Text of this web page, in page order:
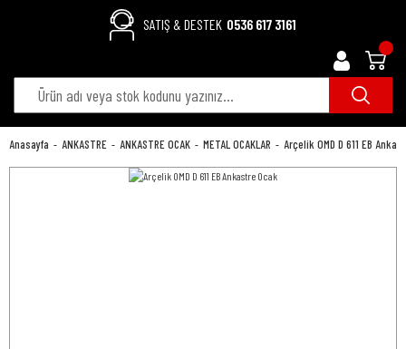
SATIŞ & DESTEK 0536 617 3161
Anasayfa ANKASTRE ANKASTRE OCAK METAL OCAKLAR Arçelik OMD D 611 EB